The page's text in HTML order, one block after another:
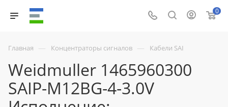
0
Главная — Концентраторы сигналов — Кабели SAI
Weidmuller 1465960300
SAIP-M12BG-4-3.0V